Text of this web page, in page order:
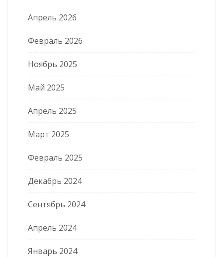
Апрель 2026
Февраль 2026
Ноябрь 2025
Май 2025
Апрель 2025
Март 2025
Февраль 2025
Декабрь 2024
Сентябрь 2024
Апрель 2024
Январь 2024